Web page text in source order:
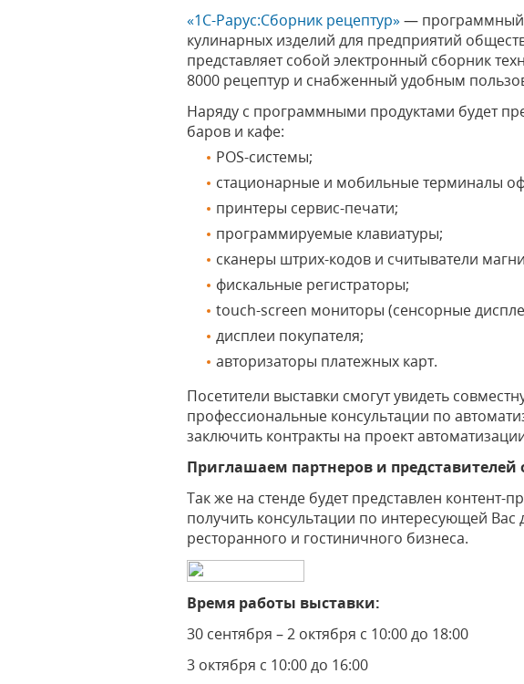
«1С-Рарус:Сборник рецептур» — программный
кулинарных изделий для предприятий
представляет собой электронный сборник
8000 рецептур и снабженный удобным
Наряду с программными продуктами будет
баров и кафе:
POS-системы;
стационарные и мобильные терминалы
принтеры сервис-печати;
программируемые клавиатуры;
сканеры штрих-кодов и считыватели
фискальные регистраторы;
touch-screen мониторы (сенсорные
дисплеи покупателя;
авторизаторы платежных карт.
Посетители выставки смогут увидеть
профессиональные консультации по
заключить контракты на проект
Приглашаем партнеров и
Так же на стенде будет представлен
получить консультации по интересующей
ресторанного и гостиничного бизнеса.
Время работы выставки:
30 сентября – 2 октября с 10:00 до 18:00
3 октября с 10:00 до 16:00